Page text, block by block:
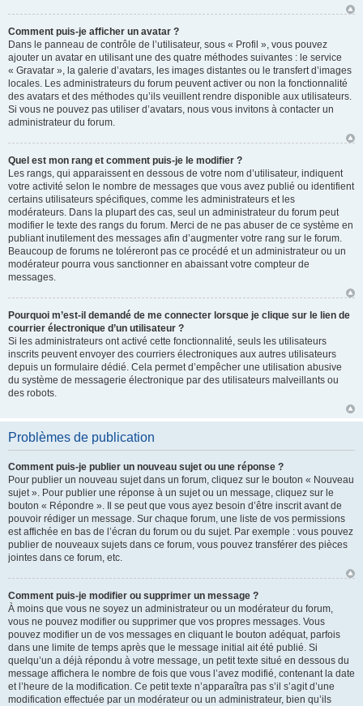
Comment puis-je afficher un avatar ?
Dans le panneau de contrôle de l’utilisateur, sous « Profil », vous pouvez
ajouter un avatar en utilisant une des quatre méthodes suivantes : le service
« Gravatar », la galerie d’avatars, les images distantes ou le transfert d’images
locales. Les administrateurs du forum peuvent activer ou non la fonctionnalité
des avatars et des méthodes qu’ils veuillent rendre disponible aux utilisateurs.
Si vous ne pouvez pas utiliser d’avatars, nous vous invitons à contacter un
administrateur du forum.
Quel est mon rang et comment puis-je le modifier ?
Les rangs, qui apparaissent en dessous de votre nom d’utilisateur, indiquent
votre activité selon le nombre de messages que vous avez publié ou identifient
certains utilisateurs spécifiques, comme les administrateurs et les
modérateurs. Dans la plupart des cas, seul un administrateur du forum peut
modifier le texte des rangs du forum. Merci de ne pas abuser de ce système en
publiant inutilement des messages afin d’augmenter votre rang sur le forum.
Beaucoup de forums ne toléreront pas ce procédé et un administrateur ou un
modérateur pourra vous sanctionner en abaissant votre compteur de
messages.
Pourquoi m’est-il demandé de me connecter lorsque je clique sur le lien de
courrier électronique d’un utilisateur ?
Si les administrateurs ont activé cette fonctionnalité, seuls les utilisateurs
inscrits peuvent envoyer des courriers électroniques aux autres utilisateurs
depuis un formulaire dédié. Cela permet d’empêcher une utilisation abusive
du système de messagerie électronique par des utilisateurs malveillants ou
des robots.
Problèmes de publication
Comment puis-je publier un nouveau sujet ou une réponse ?
Pour publier un nouveau sujet dans un forum, cliquez sur le bouton « Nouveau
sujet ». Pour publier une réponse à un sujet ou un message, cliquez sur le
bouton « Répondre ». Il se peut que vous ayez besoin d’être inscrit avant de
pouvoir rédiger un message. Sur chaque forum, une liste de vos permissions
est affichée en bas de l’écran du forum ou du sujet. Par exemple : vous pouvez
publier de nouveaux sujets dans ce forum, vous pouvez transférer des pièces
jointes dans ce forum, etc.
Comment puis-je modifier ou supprimer un message ?
À moins que vous ne soyez un administrateur ou un modérateur du forum,
vous ne pouvez modifier ou supprimer que vos propres messages. Vous
pouvez modifier un de vos messages en cliquant le bouton adéquat, parfois
dans une limite de temps après que le message initial ait été publié. Si
quelqu’un a déjà répondu à votre message, un petit texte situé en dessous du
message affichera le nombre de fois que vous l’avez modifié, contenant la date
et l’heure de la modification. Ce petit texte n’apparaîtra pas s’il s’agit d’une
modification effectuée par un modérateur ou un administrateur, bien qu’ils